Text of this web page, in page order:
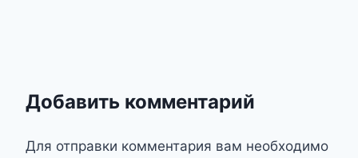
Добавить комментарий
Для отправки комментария вам необходимо